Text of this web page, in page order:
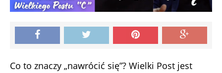
Co to znaczy „nawrócić się”? Wielki Post jest